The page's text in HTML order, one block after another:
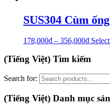
SUS304 Cùm
178,000₫ – 356,000₫
(Tiếng Việt) Tìm kiếm
Search for:
(Tiếng Việt) Danh mục